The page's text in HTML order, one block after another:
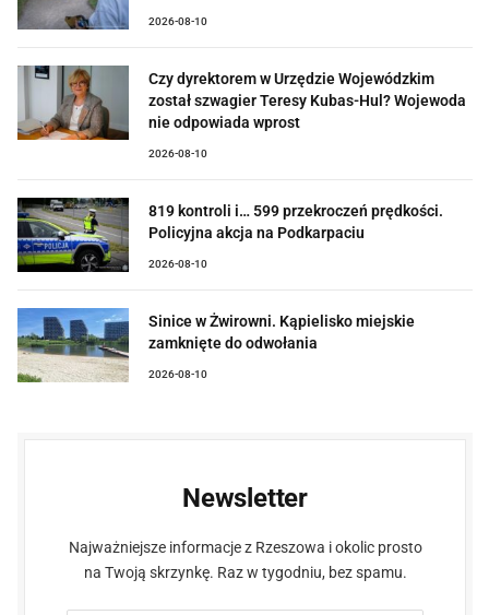
2026-08-10
Czy dyrektorem w Urzędzie Wojewódzkim
został szwagier Teresy Kubas-Hul? Wojewoda
nie odpowiada wprost
2026-08-10
819 kontroli i… 599 przekroczeń prędkości.
Policyjna akcja na Podkarpaciu
2026-08-10
Sinice w Żwirowni. Kąpielisko miejskie
zamknięte do odwołania
2026-08-10
Newsletter
Najważniejsze informacje z Rzeszowa i okolic prosto
na Twoją skrzynkę. Raz w tygodniu, bez spamu.